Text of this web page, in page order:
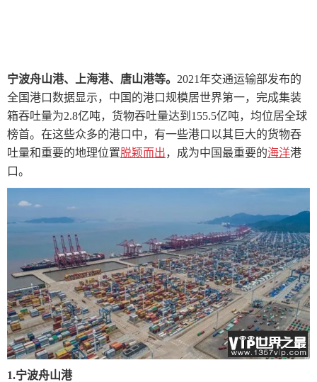
宁波舟山港、上海港、唐山港等。 2021年交通运输部发布的
全国港口数据显示，中国的港口规模居世界第一，完成集装
箱吞吐量为2.8亿吨，货物吞吐量达到155.5亿吨，均位居全球
榜首。在这些众多的港口中，有一些港口以其巨大的货物吞
吐量和重要的地理位置脱颖而出，成为中国最重要的海洋港
口。
1.宁波舟山港